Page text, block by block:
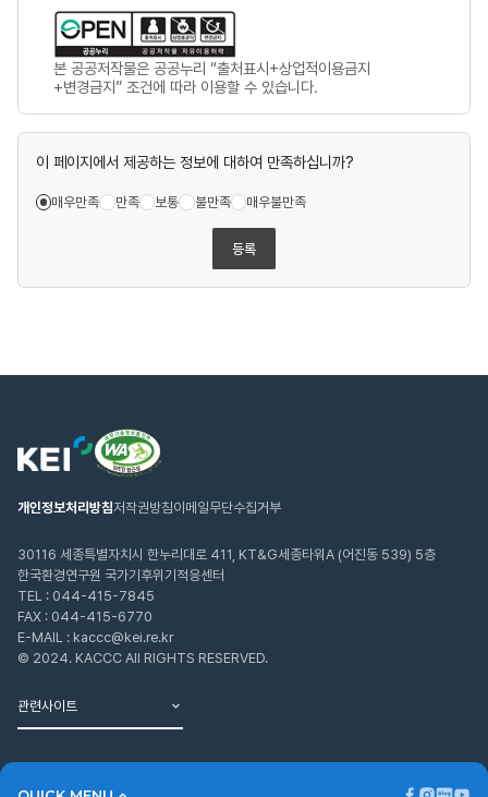
페 인 블 유
본 공공저작물은 공공누리 “출처표시+상업적이용금지
+변경금지” 조건에 따라 이용할 수 있습니다.
이 페이지에서 제공하는 정보에 대하여 만족하십니까?
매우만족 만족 보통 불만족 매우불만족
등록
국
환
연
구
웹
접
근
증
개인정보처리방침저작권방침이메일무단수집거부
30116 세종특별자치시 한누리대로 411, KT&G세종타워A (어진동 539) 5층
한국환경연구원 국가기후위기적응센터
TEL : 044-415-7845
FAX : 044-415-6770
E-MAIL : kaccc@kei.re.kr
© 2024. KACCC All RIGHTS RESERVED.
관련사이트